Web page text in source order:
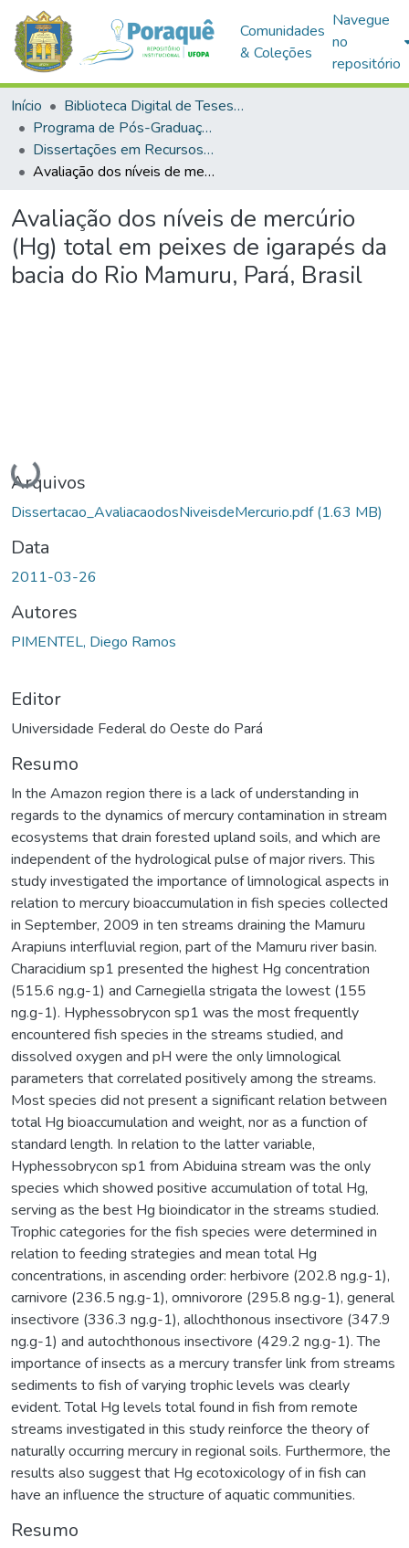
Comunidades
& Coleções
Navegue
no
repositório
Início
Biblioteca Digital de Teses e Dissertações (BDTD)
Programa de Pós-Graduação em Recursos Naturais da Amazônia (PPGRNA)
Dissertações em Recursos Naturais da Amazônia (Mestrado)
Avaliação dos níveis de mercúrio (Hg) total em peixes de igarapés da bacia do Rio Mamuru, Pará, Brasil
Avaliação dos níveis de mercúrio
(Hg) total em peixes de igarapés da
bacia do Rio Mamuru, Pará, Brasil
Carregando...
Arquivos
Dissertacao_AvaliacaodosNiveisdeMercurio.pdf(1.63 MB)
Data
2011-03-26
Autores
PIMENTEL, Diego Ramos
Editor
Universidade Federal do Oeste do Pará
Resumo
In the Amazon region there is a lack of understanding in
regards to the dynamics of mercury contamination in stream
ecosystems that drain forested upland soils, and which are
independent of the hydrological pulse of major rivers. This
study investigated the importance of limnological aspects in
relation to mercury bioaccumulation in fish species collected
in September, 2009 in ten streams draining the Mamuru
Arapiuns interfluvial region, part of the Mamuru river basin.
Characidium sp1 presented the highest Hg concentration
(515.6 ng.g-1) and Carnegiella strigata the lowest (155
ng.g-1). Hyphessobrycon sp1 was the most frequently
encountered fish species in the streams studied, and
dissolved oxygen and pH were the only limnological
parameters that correlated positively among the streams.
Most species did not present a significant relation between
total Hg bioaccumulation and weight, nor as a function of
standard length. In relation to the latter variable,
Hyphessobrycon sp1 from Abiduina stream was the only
species which showed positive accumulation of total Hg,
serving as the best Hg bioindicator in the streams studied.
Trophic categories for the fish species were determined in
relation to feeding strategies and mean total Hg
concentrations, in ascending order: herbivore (202.8 ng.g-1),
carnivore (236.5 ng.g-1), omnivorore (295.8 ng.g-1), general
insectivore (336.3 ng.g-1), allochthonous insectivore (347.9
ng.g-1) and autochthonous insectivore (429.2 ng.g-1). The
importance of insects as a mercury transfer link from streams
sediments to fish of varying trophic levels was clearly
evident. Total Hg levels total found in fish from remote
streams investigated in this study reinforce the theory of
naturally occurring mercury in regional soils. Furthermore, the
results also suggest that Hg ecotoxicology of in fish can
have an influence the structure of aquatic communities.
Resumo